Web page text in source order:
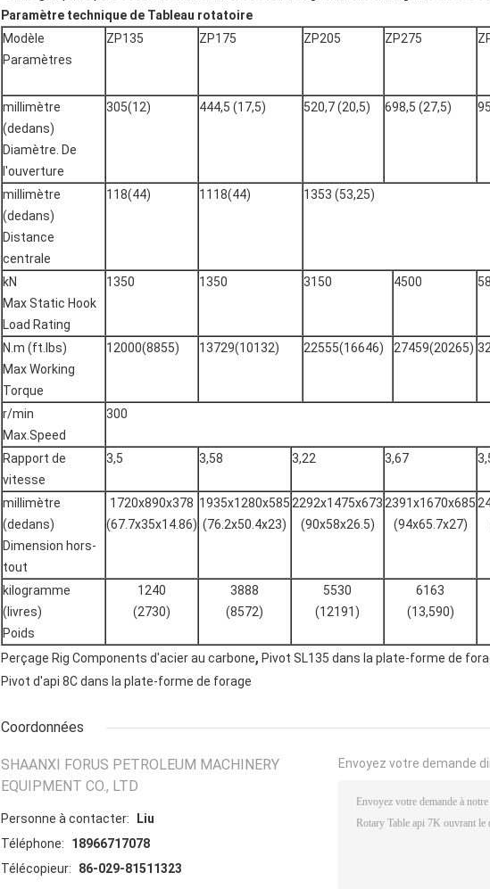
Paramètre technique de Tableau rotatoire
Modèle
Paramètres
ZP135 ZP175 ZP205 ZP275
millimètre
(dedans)
Diamètre. De
l'ouverture
305(12) 444,5 (17,5) 520,7 (20,5) 698,5 (27,5)
millimètre
(dedans)
Distance
centrale
118(44) 1118(44) 1353 (53,25)
kN
Max Static Hook
Load Rating
1350 1350 3150 4500
N.m (ft.lbs)
Max Working
Torque
12000(8855) 13729(10132) 22555(16646) 27459(20265)
r/min
Max.Speed
300
Rapport de
vitesse
3,5 3,58 3,22 3,67
millimètre
(dedans)
Dimension hors-
tout
1720x890x378
(67.7x35x14.86)
1935x1280x585
(76.2x50.4x23)
2292x1475x673
(90x58x26.5)
2391x1670x685
(94x65.7x27)
kilogramme
(livres)
Poids
1240
(2730)
3888
(8572)
5530
(12191)
6163
(13,590)
Perçage Rig Components d'acier au carbone, Pivot SL135 dans la plate-forme de
Pivot d'api 8C dans la plate-forme de forage
Coordonnées
SHAANXI FORUS PETROLEUM MACHINERY
EQUIPMENT CO., LTD
Personne à contacter:
Liu
Téléphone:
18966717078
Télécopieur:
86-029-81511323
Envoyez votre demande